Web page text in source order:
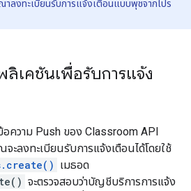
ลงทะเบียนรับการแจ้งเตือนแบบพุชจากโปร
เคชันเพื่อรับการแจ้ง
ความ Push ของ Classroom API
ะลงทะเบียนรับการแจ้งเตือนได้โดยใช้
เมธอด
จะตรวจสอบว่าบัญชีบริการการแจ้ง